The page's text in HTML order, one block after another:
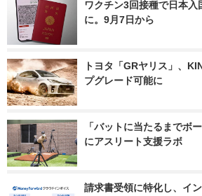
ワクチン3回接種で日本
に。9月7日から
トヨタ「GRヤリス」、
プグレード可能に
「バットに当たるまでボ
にアスリート支援ラボ
請求書受領に特化し、イ